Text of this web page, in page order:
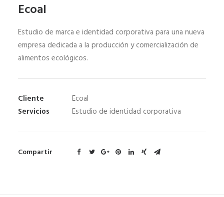
Ecoal
Estudio de marca e identidad corporativa para una nueva
empresa dedicada a la producción y comercialización de
alimentos ecológicos.
Cliente
Ecoal
Servicios
Estudio de identidad corporativa
Compartir